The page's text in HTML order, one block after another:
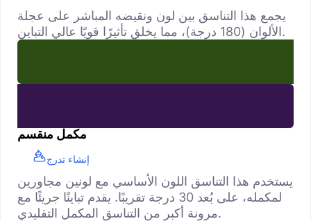
يجمع هذا التناسق بين لون ونقيضه المباشر على عجلة
الألوان (180 درجة)، مما يخلق تأثيرًا قويًا عالي التباين.
مكمل منقسم
إنشاء تدرج
يستخدم هذا التناسق اللون الأساسي مع لونين مجاورين
لمكمله، على بُعد 30 درجة تقريبًا. يقدم تباينًا جريئًا مع
مرونة أكبر من التناسق المكمل التقليدي.